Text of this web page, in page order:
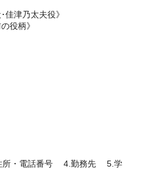
津乃太夫役》
役柄》
・電話番号 4.勤務先 5.学